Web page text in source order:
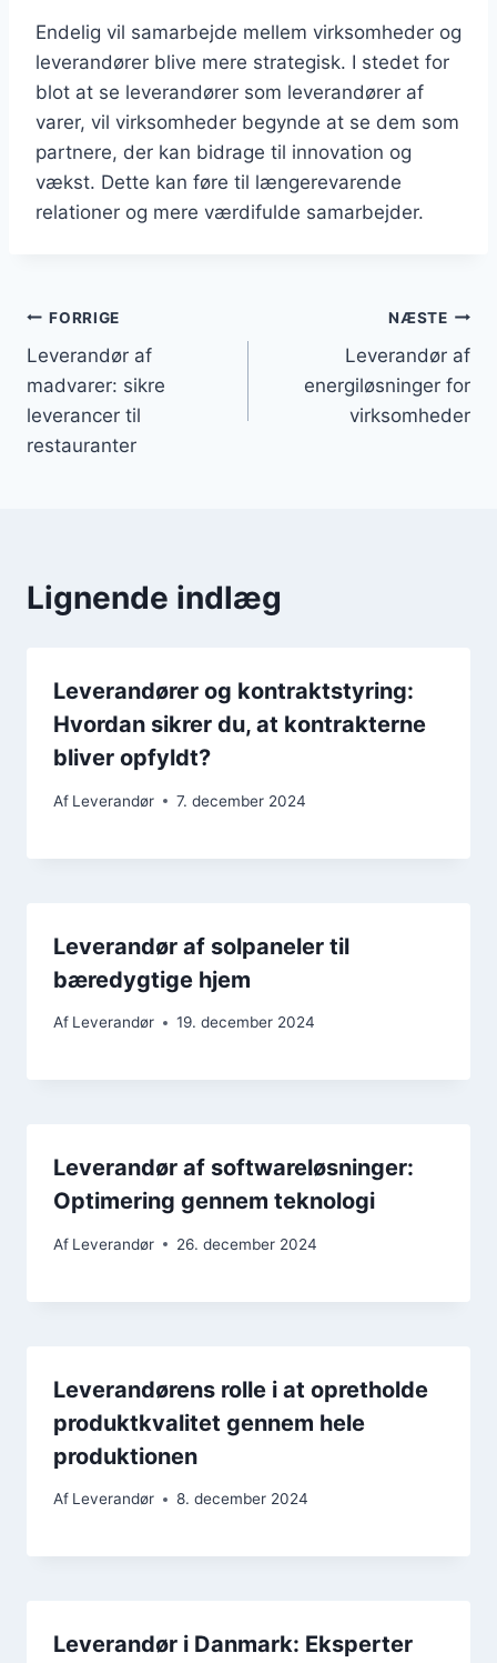
Endelig vil samarbejde mellem virksomheder og
leverandører blive mere strategisk. I stedet for
blot at se leverandører som leverandører af
varer, vil virksomheder begynde at se dem som
partnere, der kan bidrage til innovation og
vækst. Dette kan føre til længerevarende
relationer og mere værdifulde samarbejder.
Indlægsnavigation
FORRIGE
Leverandør af
madvarer: sikre
leverancer til
restauranter
NÆSTE
Leverandør af
energiløsninger for
virksomheder
Lignende indlæg
Leverandører og kontraktstyring:
Hvordan sikrer du, at kontrakterne
bliver opfyldt?
Af Leverandør 7. december 2024
Leverandør af solpaneler til
bæredygtige hjem
Af Leverandør 19. december 2024
Leverandør af softwareløsninger:
Optimering gennem teknologi
Af Leverandør 26. december 2024
Leverandørens rolle i at opretholde
produktkvalitet gennem hele
produktionen
Af Leverandør 8. december 2024
Leverandør i Danmark: Eksperter